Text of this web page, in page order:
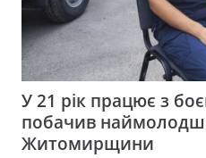
У 21 рік працює з
побачив
Житомирщини